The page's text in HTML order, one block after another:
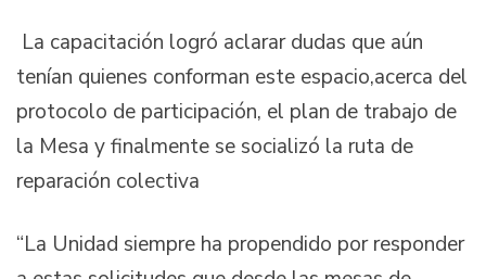
La capacitación logró aclarar dudas que aún
tenían quienes conforman este espacio,acerca del
protocolo de participación, el plan de trabajo de
la Mesa y finalmente se socializó la ruta de
reparación colectiva
“La Unidad siempre ha propendido por responder